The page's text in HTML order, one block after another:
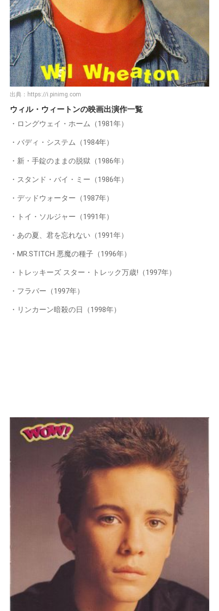
出典： https://i.pinimg.com
ウィル・ウィートンの映画出演作一覧
・ロングウェイ・ホーム（1981年）
・バディ・システム（1984年）
・新・手錠のままの脱獄（1986年）
・スタンド・バイ・ミー（1986年）
・デッドウォーター（1987年）
・トイ・ソルジャー（1991年）
・あの夏、君を忘れない（1991年）
・MR.STITCH 悪魔の種子（1996年）
・トレッキーズ スター・トレック万歳!（1997年）
・フラバー（1997年）
・リンカーン暗殺の日（1998年）